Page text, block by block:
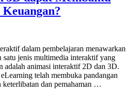
Keuangan?
dalam pembelajaran menawarkan
satu jenis multimedia interaktif yang
adalah animasi interaktif 2D dan 3D.
telah membuka pandangan
keterlibatan dan pemahaman …